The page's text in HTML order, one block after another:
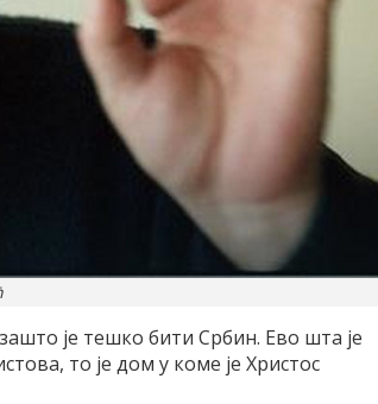
је тешко бити Србин. Ево шта је
то је дом у коме је Христос